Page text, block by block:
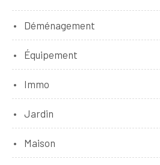
Déménagement
Équipement
Immo
Jardin
Maison